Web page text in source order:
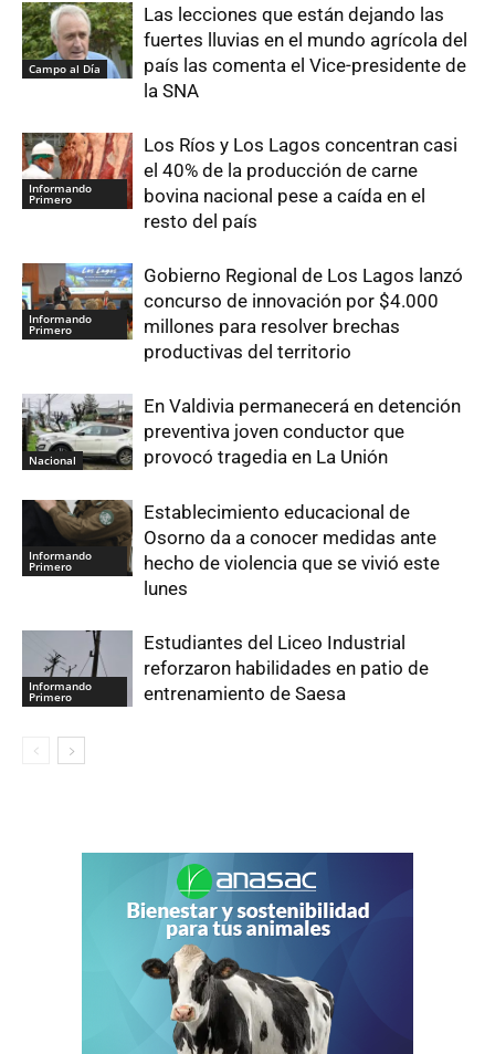
Campo al Día
Las lecciones que están dejando las
fuertes lluvias en el mundo agrícola del
país las comenta el Vice-presidente de
la SNA
Informando
Primero
Los Ríos y Los Lagos concentran casi
el 40% de la producción de carne
bovina nacional pese a caída en el
resto del país
Informando
Primero
Gobierno Regional de Los Lagos lanzó
concurso de innovación por $4.000
millones para resolver brechas
productivas del territorio
Nacional
En Valdivia permanecerá en detención
preventiva joven conductor que
provocó tragedia en La Unión
Informando
Primero
Establecimiento educacional de
Osorno da a conocer medidas ante
hecho de violencia que se vivió este
lunes
Informando
Primero
Estudiantes del Liceo Industrial
reforzaron habilidades en patio de
entrenamiento de Saesa